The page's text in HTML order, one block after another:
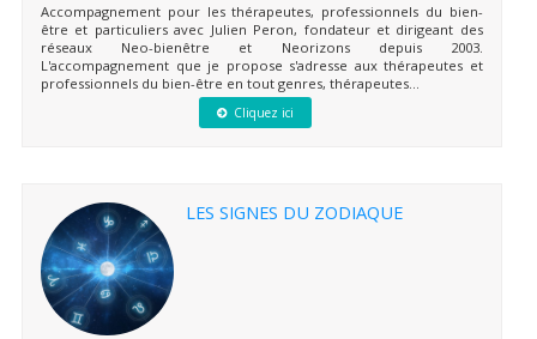
Accompagnement pour les thérapeutes, professionnels du bien-
être et particuliers avec Julien Peron, fondateur et dirigeant des
réseaux Neo-bienêtre et Neorizons depuis 2003.
L'accompagnement que je propose s'adresse aux thérapeutes et
professionnels du bien-être en tout genres, thérapeutes...
Cliquez ici
LES SIGNES DU ZODIAQUE